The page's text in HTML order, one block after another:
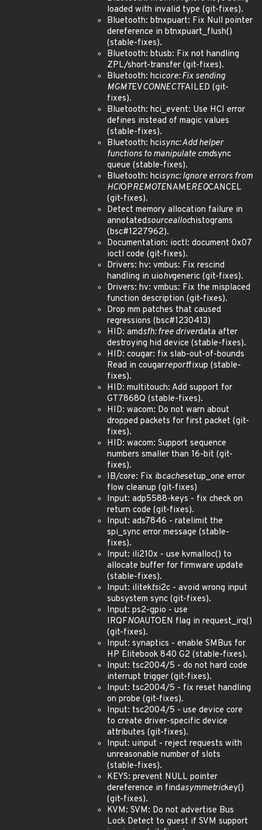
loaded with invalid type (git-fixes).
Bluetooth: btnxpuart: Fix Null pointer
dereference in btnxpuart_flush()
(stable-fixes).
Bluetooth: btusb: Fix not handling
ZPL/short-transfer (git-fixes).
Bluetooth: hcicore: Fix sending
MGMTEVCONNECTFAILED (git-
fixes).
Bluetooth: hci_event: Use HCI error
defines instead of magic values
(stable-fixes).
Bluetooth: hcisync: Add helper
functions to manipulate cmdsync
queue (stable-fixes).
Bluetooth: hcisync: Ignore errors from
HCIOPREMOTENAMEREQCANCEL
(git-fixes).
Detect memory allocation failure in
annotatedsourceallochistograms
(bsc#1227962).
Documentation: ioctl: document 0x07
ioctl code (git-fixes).
Drivers: hv: vmbus: Fix rescind
handling in uiohvgeneric (git-fixes).
Drivers: hv: vmbus: Fix the misplaced
function description (git-fixes).
Drop mm patches that caused
regressions (bsc#1230413)
HID: amdsfh: free driverdata after
destroying hid device (stable-fixes).
HID: cougar: fix slab-out-of-bounds
Read in cougarreportfixup (stable-
fixes).
HID: multitouch: Add support for
GT7868Q (stable-fixes).
HID: wacom: Do not warn about
dropped packets for first packet (git-
fixes).
HID: wacom: Support sequence
numbers smaller than 16-bit (git-
fixes).
IB/core: Fix ibcachesetup_one error
flow cleanup (git-fixes)
Input: adp5588-keys - fix check on
return code (git-fixes).
Input: ads7846 - ratelimit the
spi_sync error message (stable-
fixes).
Input: ili210x - use kvmalloc() to
allocate buffer for firmware update
(stable-fixes).
Input: ilitektsi2c - avoid wrong input
subsystem sync (git-fixes).
Input: ps2-gpio - use
IRQFNOAUTOEN flag in request_irq()
(git-fixes).
Input: synaptics - enable SMBus for
HP Elitebook 840 G2 (stable-fixes).
Input: tsc2004/5 - do not hard code
interrupt trigger (git-fixes).
Input: tsc2004/5 - fix reset handling
on probe (git-fixes).
Input: tsc2004/5 - use device core
to create driver-specific device
attributes (git-fixes).
Input: uinput - reject requests with
unreasonable number of slots
(stable-fixes).
KEYS: prevent NULL pointer
dereference in findasymmetrickey()
(git-fixes).
KVM: SVM: Do not advertise Bus
Lock Detect to guest if SVM support